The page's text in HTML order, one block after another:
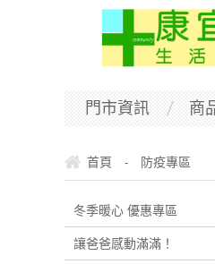
門市資訊 商
首頁 - 防疫專區
冬季暖心 優惠專區
讓爸爸感動滿滿！